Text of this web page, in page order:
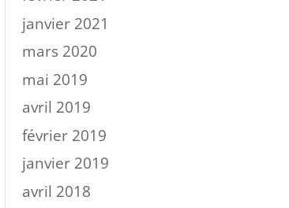
janvier 2021
mars 2020
mai 2019
avril 2019
février 2019
janvier 2019
avril 2018